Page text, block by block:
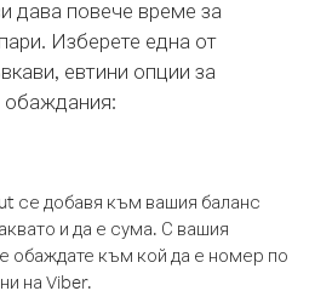
дава повече време за
Изберете една от
евтини опции за
обаждания:
се добавя към вашия баланс
и да е сума. С вашия
обаждате към кой да е номер по
на Viber.